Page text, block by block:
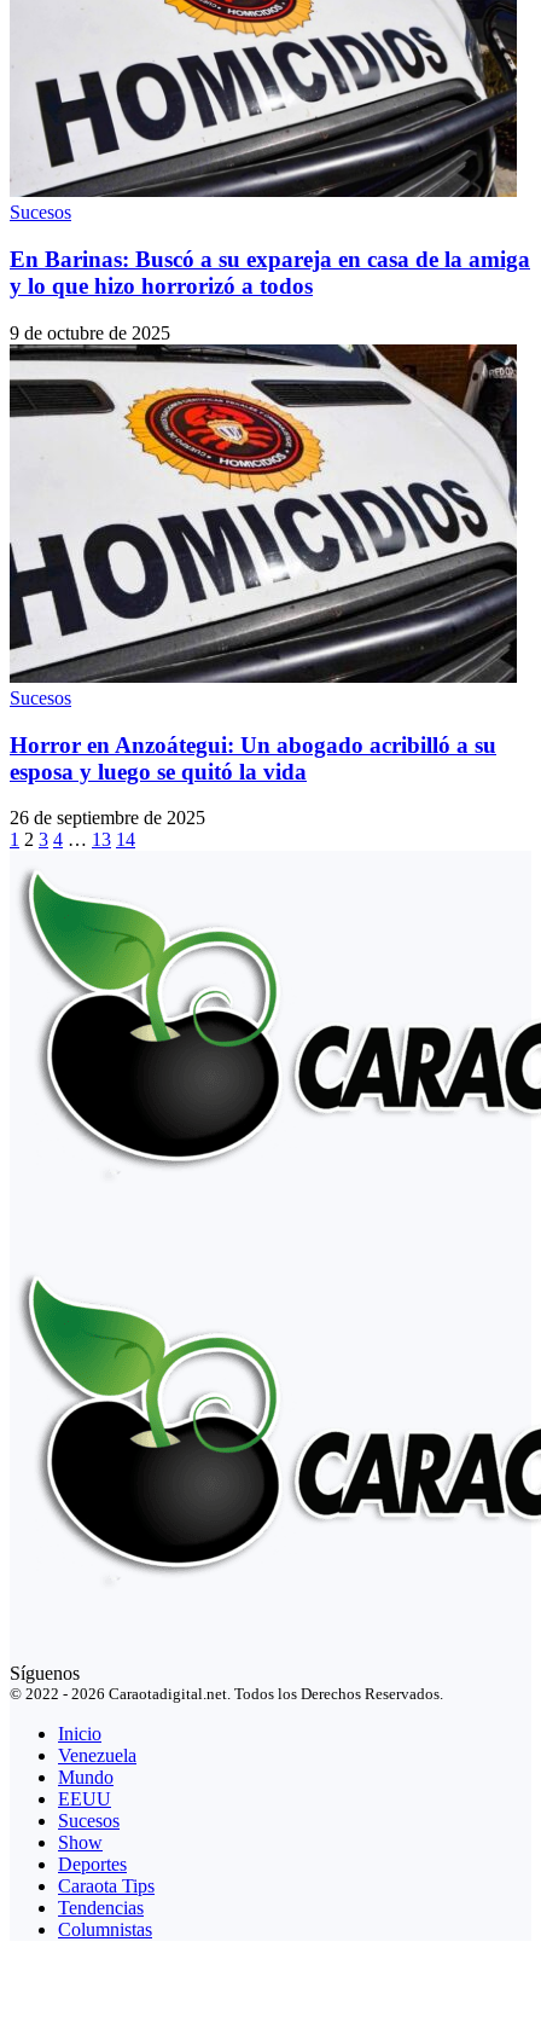
Sucesos
En Barinas: Buscó a su expareja en casa de la amiga
y lo que hizo horrorizó a todos
9 de octubre de 2025
Sucesos
Horror en Anzoátegui: Un abogado acribilló a su
esposa y luego se quitó la vida
26 de septiembre de 2025
1 2 3 4 … 13 14
Síguenos
© 2022 - 2026 Caraotadigital.net. Todos los Derechos Reservados.
Inicio
Venezuela
Mundo
EEUU
Sucesos
Show
Deportes
Caraota Tips
Tendencias
Columnistas